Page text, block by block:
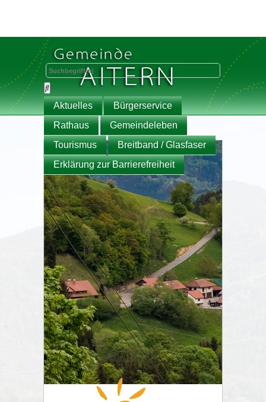
Aktuelles
Bürgerservice
Rathaus
Gemeindeleben
Tourismus
Breitband / Glasfaser
Erklärung zur Barrierefreiheit